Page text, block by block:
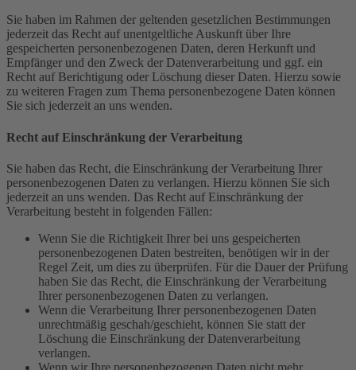
Sie haben im Rahmen der geltenden gesetzlichen Bestimmungen
jederzeit das Recht auf unentgeltliche Auskunft über Ihre
gespeicherten personenbezogenen Daten, deren Herkunft und
Empfänger und den Zweck der Datenverarbeitung und ggf. ein
Recht auf Berichtigung oder Löschung dieser Daten. Hierzu sowie
zu weiteren Fragen zum Thema personenbezogene Daten können
Sie sich jederzeit an uns wenden.
Recht auf Einschränkung der Verarbeitung
Sie haben das Recht, die Einschränkung der Verarbeitung Ihrer
personenbezogenen Daten zu verlangen. Hierzu können Sie sich
jederzeit an uns wenden. Das Recht auf Einschränkung der
Verarbeitung besteht in folgenden Fällen:
Wenn Sie die Richtigkeit Ihrer bei uns gespeicherten
personenbezogenen Daten bestreiten, benötigen wir in der
Regel Zeit, um dies zu überprüfen. Für die Dauer der Prüfung
haben Sie das Recht, die Einschränkung der Verarbeitung
Ihrer personenbezogenen Daten zu verlangen.
Wenn die Verarbeitung Ihrer personenbezogenen Daten
unrechtmäßig geschah/geschieht, können Sie statt der
Löschung die Einschränkung der Datenverarbeitung
verlangen.
Wenn wir Ihre personenbezogenen Daten nicht mehr